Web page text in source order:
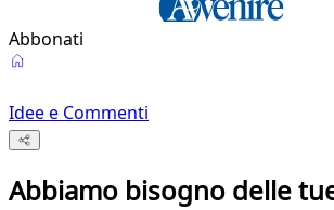
Abbonati
Idee e Commenti
Abbiamo bisogno delle